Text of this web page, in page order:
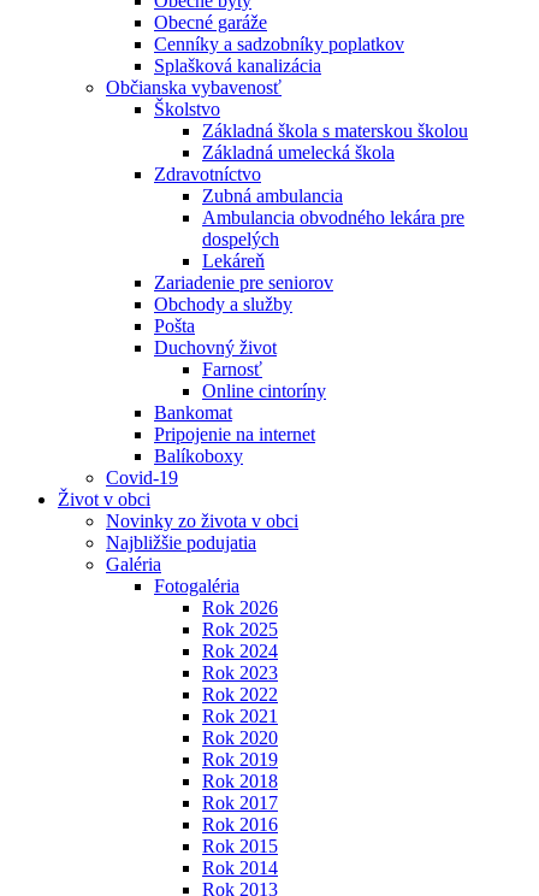
Obecné garáže
Cenníky a sadzobníky poplatkov
Splašková kanalizácia
Občianska vybavenosť
Školstvo
Základná škola s materskou školou
Základná umelecká škola
Zdravotníctvo
Zubná ambulancia
Ambulancia obvodného lekára pre
dospelých
Lekáreň
Zariadenie pre seniorov
Obchody a služby
Pošta
Duchovný život
Farnosť
Online cintoríny
Bankomat
Pripojenie na internet
Balíkoboxy
Covid-19
Život v obci
Novinky zo života v obci
Najbližšie podujatia
Galéria
Fotogaléria
Rok 2026
Rok 2025
Rok 2024
Rok 2023
Rok 2022
Rok 2021
Rok 2020
Rok 2019
Rok 2018
Rok 2017
Rok 2016
Rok 2015
Rok 2014
Rok 2013